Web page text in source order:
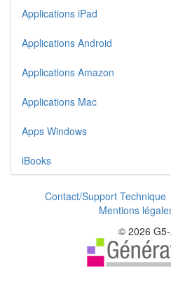
Applications iPad
Applications Android
Applications Amazon
Applications Mac
Apps Windows
iBooks
Contact/Support Technique
Mentions
© 2026